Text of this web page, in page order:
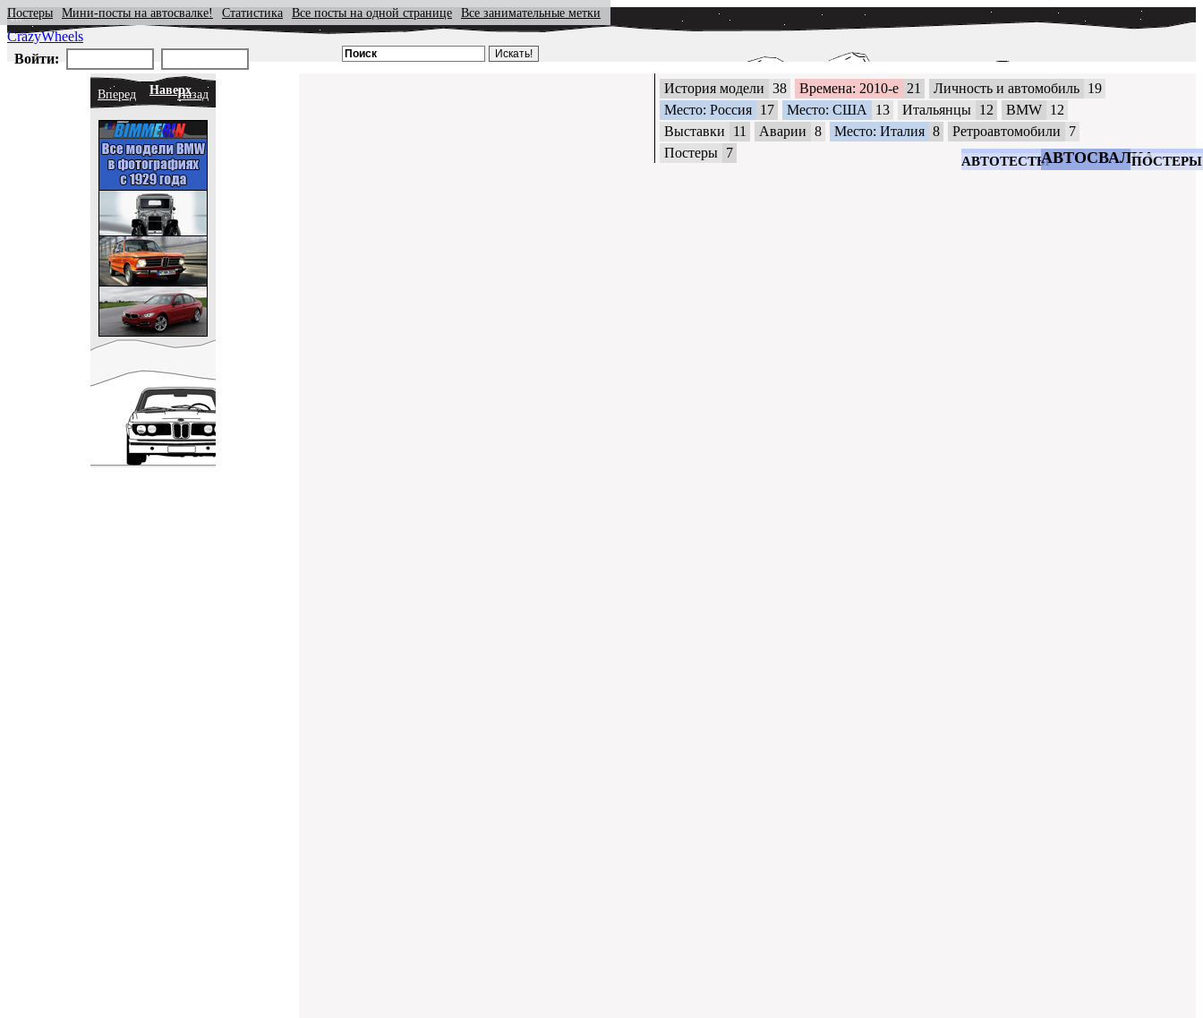
CrazyWheels
АВТОТЕСТЫАВТОСВАЛКАПОСТЕРЫ
Постеры Мини-посты на автосвалке! Статистика Все посты на одной странице Все занимательные метки
Войти:
Вперед НаверхНазад История модели 38 Времена: 2010-е 21 Личность и автомобиль
19
Место: Россия
17 Место: США 13 Итальянцы 12 BMW
12
Выставки
11 Аварии 8 Место: Италия 8 Ретроавтомобили
7
Постеры
7